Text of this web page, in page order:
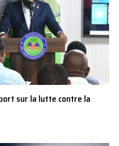
sur la lutte contre la